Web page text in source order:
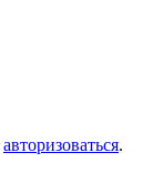
авторизоваться.